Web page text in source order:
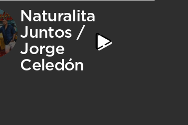
Naturalita
Juntos /
Jorge
Celedón